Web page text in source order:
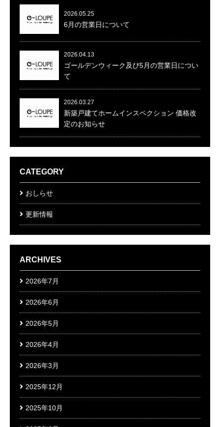
2026.05.25
6月の営業日について
2026.04.13
ゴールデンウィーク及び5月の営業日につい
て
2026.03.27
新築戸建てホームインスペクション 価格改
定のお知らせ
CATEGORY
おしらせ
更新情報
ARCHIVES
2026年7月
2026年6月
2026年5月
2026年4月
2026年3月
2025年12月
2025年10月